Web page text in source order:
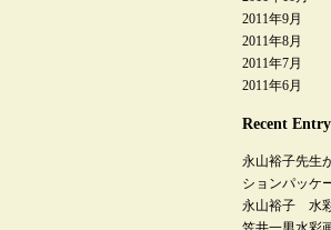
2011年9月
2011年8月
2011年7月
2011年6月
Recent Entry
永山裕子先生
ションパッケ
永山裕子 水